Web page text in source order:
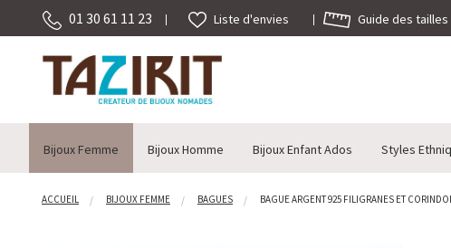
01 30 61 11 23 Liste d'envies Guide des tailles
Bijoux Femme Bijoux Homme Bijoux Enfant Ados Styles
ACCUEIL BIJOUX FEMME BAGUES BAGUE ARGENT 925 FILIGRANES ET